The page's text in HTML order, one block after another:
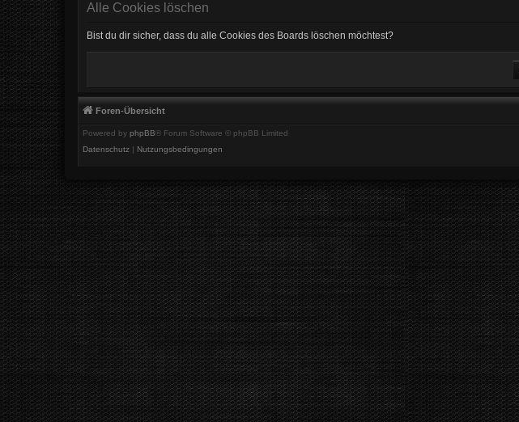
Alle Cookies löschen
Bist du dir sicher, dass du alle Cookies des Boards löschen möchtest?
Foren-Übersicht
Powered by phpBB® Forum Software © phpBB Limited
Datenschutz | Nutzungsbedingungen